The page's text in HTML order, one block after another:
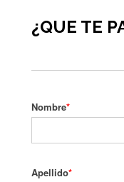
¿QUE TE
Nombre*
Apellido*